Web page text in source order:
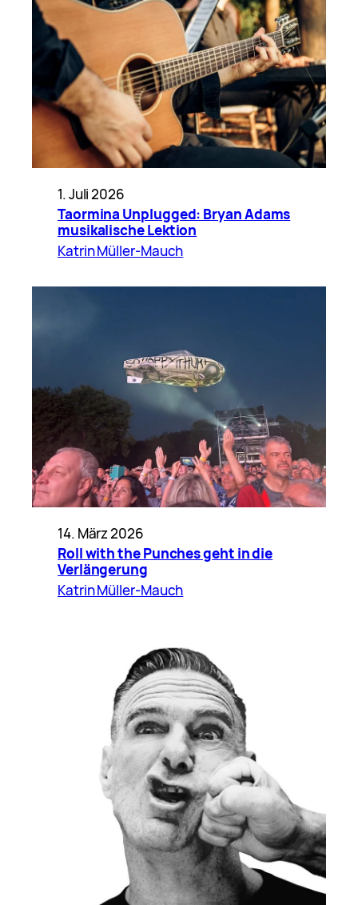
1. Juli 2026
Taormina Unplugged: Bryan Adams
musikalische Lektion
Katrin Müller-Mauch
14. März 2026
Roll with the Punches geht in die
Verlängerung
Katrin Müller-Mauch